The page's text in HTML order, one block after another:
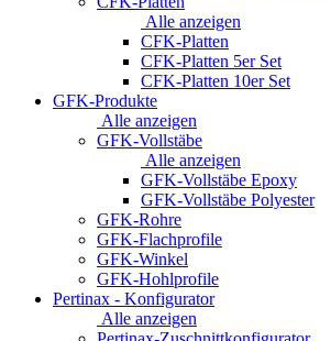
Alle anzeigen
CFK-Platten
CFK-Platten 5er Set
CFK-Platten 10er Set
GFK-Produkte
Alle anzeigen
GFK-Vollstäbe
Alle anzeigen
GFK-Vollstäbe Epoxy
GFK-Vollstäbe Polyester
GFK-Rohre
GFK-Flachprofile
GFK-Winkel
GFK-Hohlprofile
Pertinax - Konfigurator
Alle anzeigen